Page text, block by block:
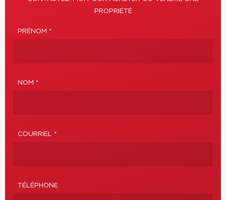
PROPRIÉTÉ
PRÉNOM *
NOM *
COURRIEL *
TÉLÉPHONE